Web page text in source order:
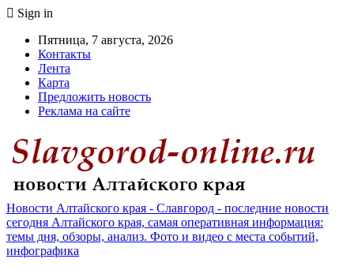
Sign in
Пятница, 7 августа, 2026
Контакты
Лента
Карта
Предложить новость
Реклама на сайте
Новости Алтайского края - Славгород - последние новости
сегодня Алтайского края, самая оперативная информация:
темы дня, обзоры, анализ. Фото и видео с места событий,
инфографика